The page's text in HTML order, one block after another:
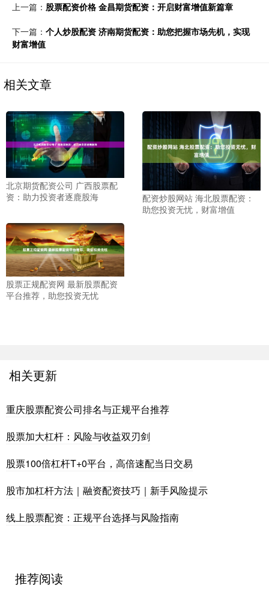
上一篇： 股票配资价格 金昌期货配资：开启财富增值新篇章
下一篇： 个人炒股配资 济南期货配资：助您把握市场先机，实现
财富增值
相关文章
北京期货配资公司 广西股票配
资：助力投资者逐鹿股海
配资炒股网站 海北股票配资：
助您投资无忧，财富增值
股票正规配资网 最新股票配资
平台推荐，助您投资无忧
相关更新
重庆股票配资公司排名与正规平台推荐
股票加大杠杆：风险与收益双刃剑
股票100倍杠杆T+0平台，高倍速配当日交易
股市加杠杆方法｜融资配资技巧｜新手风险提示
线上股票配资：正规平台选择与风险指南
推荐阅读